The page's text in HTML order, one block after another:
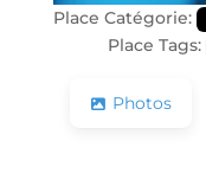
Place Catégorie:
Place Tags:
Photos